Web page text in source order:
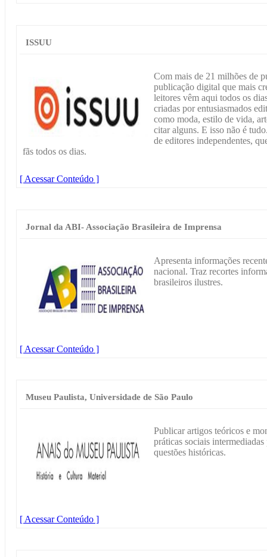
ISSUU
Com mais de 21 milhões de
publicação digital que mais
leitores vêm aqui todos os
criadas por entusiasmados
como moda, estilo de vida,
citar alguns. E isso não é
de editores independentes,
fãs todos os dias.
[ Acessar Conteúdo ]
Jornal da ABI- Associação Brasileira de Imprensa
Apresenta informações
nacional. Traz recortes
brasileiros ilustres.
[ Acessar Conteúdo ]
Museu Paulista, Universidade de São Paulo
Publicar artigos teóricos e
práticas sociais
questões históricas.
[ Acessar Conteúdo ]